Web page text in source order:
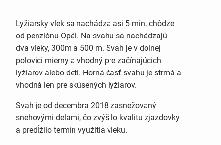
Lyžiarsky vlek sa nachádza asi 5 min. chôdze
od penziónu Opál. Na svahu sa nachádzajú
dva vleky, 300m a 500 m. Svah je v dolnej
polovici mierny a vhodný pre začínajúcich
lyžiarov alebo deti. Horná časť svahu je strmá a
vhodná len pre skúsených lyžiarov.
Svah je od decembra 2018 zasnežovaný
snehovými delami, čo zvýšilo kvalitu zjazdovky
a predĺžilo termín využitia vleku.